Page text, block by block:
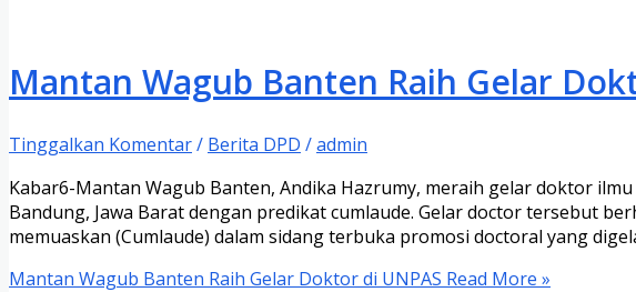
Mantan Wagub Banten Raih Gelar
Tinggalkan Komentar/ Berita DPD /admin
Kabar6-Mantan Wagub Banten, Andika Hazrumy, meraih gelar doktor
Bandung, Jawa Barat dengan predikat cumlaude. Gelar doctor tersebut
memuaskan (Cumlaude) dalam sidang terbuka promosi doctoral yang
Mantan Wagub Banten Raih Gelar Doktor di UNPAS Read More »